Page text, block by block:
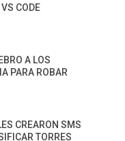
CODE
A LOS
PARA ROBAR
CREARON SMS
TORRES